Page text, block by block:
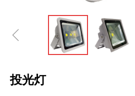
ꁆ
投光灯